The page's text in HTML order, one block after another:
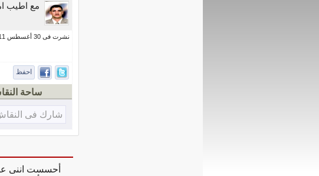
مع اطيب
نشرت فى 30 أغسطس 2011 بواسطة
احفظ
ساحة
شارك فى
أحسست اننى